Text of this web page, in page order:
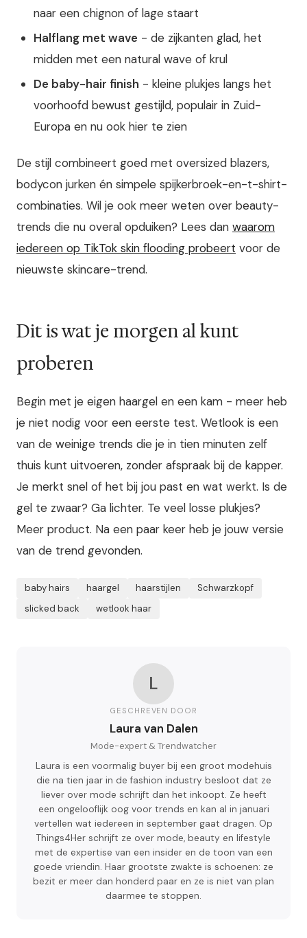
naar een chignon of lage staart
Halflang met wave - de zijkanten glad, het
midden met een natural wave of krul
De baby-hair finish - kleine plukjes langs het
voorhoofd bewust gestijld, populair in Zuid-
Europa en nu ook hier te zien
De stijl combineert goed met oversized blazers,
bodycon jurken én simpele spijkerbroek-en-t-shirt-
combinaties. Wil je ook meer weten over beauty-
trends die nu overal opduiken? Lees dan waarom
iedereen op TikTok skin flooding probeert voor de
nieuwste skincare-trend.
Dit is wat je morgen al kunt
proberen
Begin met je eigen haargel en een kam - meer heb
je niet nodig voor een eerste test. Wetlook is een
van de weinige trends die je in tien minuten zelf
thuis kunt uitvoeren, zonder afspraak bij de kapper.
Je merkt snel of het bij jou past en wat werkt. Is de
gel te zwaar? Ga lichter. Te veel losse plukjes?
Meer product. Na een paar keer heb je jouw versie
van de trend gevonden.
baby hairs haargel haarstijlen
Schwarzkopf
slicked back
wetlook haar
L
GESCHREVEN DOOR
Laura van Dalen
Mode-expert & Trendwatcher
Laura is een voormalig buyer bij een groot modehuis
die na tien jaar in de fashion industry besloot dat ze
liever over mode schrijft dan het inkoopt. Ze heeft
een ongelooflijk oog voor trends en kan al in januari
vertellen wat iedereen in september gaat dragen. Op
Things4Her schrijft ze over mode, beauty en lifestyle
met de expertise van een insider en de toon van een
goede vriendin. Haar grootste zwakte is schoenen: ze
bezit er meer dan honderd paar en ze is niet van plan
daarmee te stoppen.